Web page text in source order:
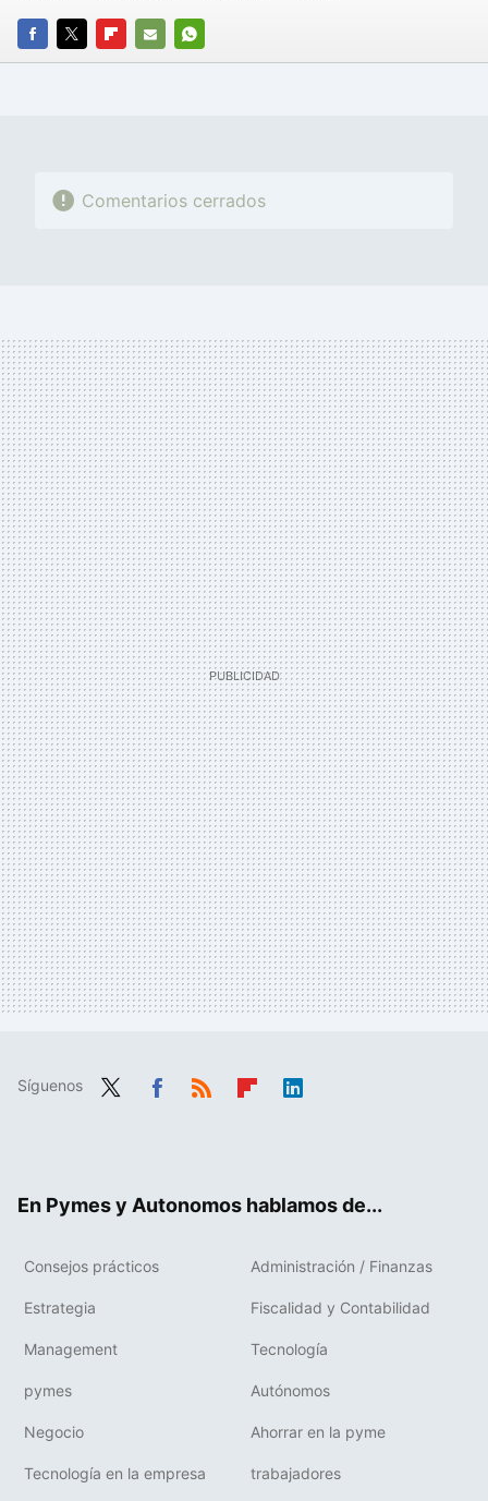
FACEBOOK
TWITTERFLIPBOARD
E-
WHATSAPP
Comentarios cerrados
Síguenos
En Pymes y Autonomos hablamos de...
Consejos prácticos Administración / Finanzas
Estrategia Fiscalidad y Contabilidad
Management Tecnología
pymes Autónomos
Negocio Ahorrar en la pyme
Tecnología en la empresa trabajadores